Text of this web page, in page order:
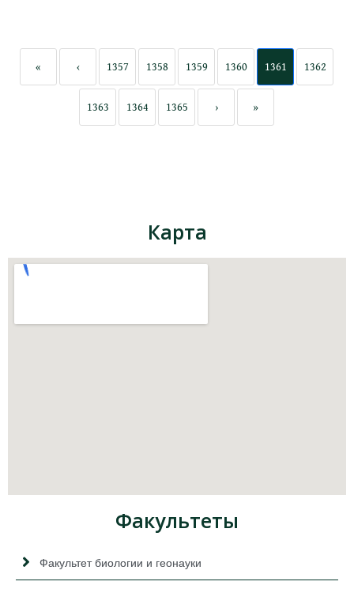
« ‹ 1357 1358 1359 1360 1361 1362
1363 1364 1365 › »
Карта
Факультеты
Факультет биологии и геонауки